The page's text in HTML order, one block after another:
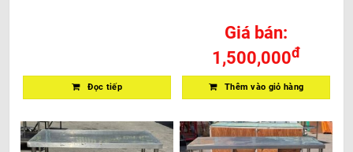
Đọc tiếp
Giá bán:
1,500,000đ
Thêm vào giỏ hàng